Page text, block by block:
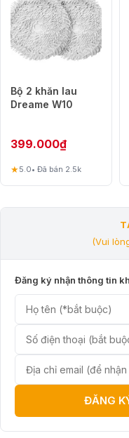
(Vui
Đăng ký nhận thông tin
ĐĂNG
Bộ 2 khăn lau
Dreame W10
399.000₫
★5.0• Đã bán 2.5k